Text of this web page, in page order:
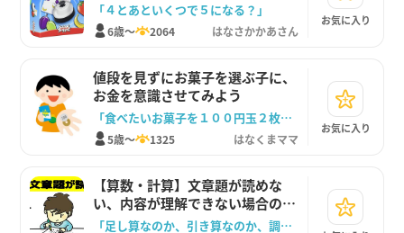
「４とあといくつで５になる？」
6歳～ 2064 はなさかかあさん
お気に入り
値段を見ずにお菓子を選ぶ子に、
お金を意識させてみよう
「食べたいお菓子を１００円玉２枚で買えるように選んで」
5歳～ 1325 はなくまママ
お気に入り
【算数・計算】文章題が読めな
い、内容が理解できない場合の対
応法は？
「足し算なのか、引き算なのか、調べてみよう」